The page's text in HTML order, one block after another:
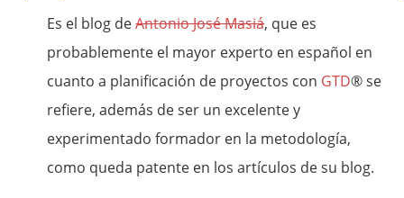
Es el blog deAntonio José Masiá, que es
probablemente el mayor experto en español en
cuanto a planificación de proyectos con GTD® se
refiere, además de ser un excelente y
experimentado formador en la metodología,
como queda patente en los artículos de su blog.